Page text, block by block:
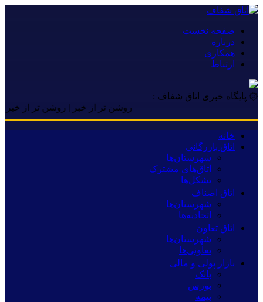
صفحه نخست
درباره
همکاری
ارتباط
۞ پایگاه خبری اتاق شفاف :
روشن تر از خبر | روشن تر از خبر |
خانه
اتاق بازرگانی
شهرستان‌ها
اتاق‌های مشترک
تشکل‌ها
اتاق اصناف
شهرستان‌ها
اتحادیه‌ها
اتاق تعاون
شهرستان‌ها
تعاونی‌ها
بازار پولی و مالی
بانک
بورس
بیمه